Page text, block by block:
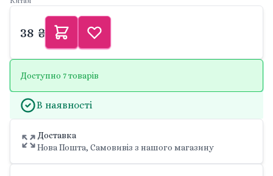
38 ₴
Доступно 7 товарів
В наявності
Доставка
Нова Пошта, Самовивіз з нашого магазину